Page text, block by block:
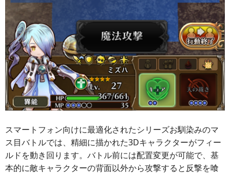
スマートフォン向けに最適化されたシリーズお馴染みのマ
ス目バトルでは、精細に描かれた3Dキャラクターがフィー
ルドを動き回ります。バトル前には配置変更が可能で、基
本的に敵キャラクターの背面以外から攻撃すると反撃を喰